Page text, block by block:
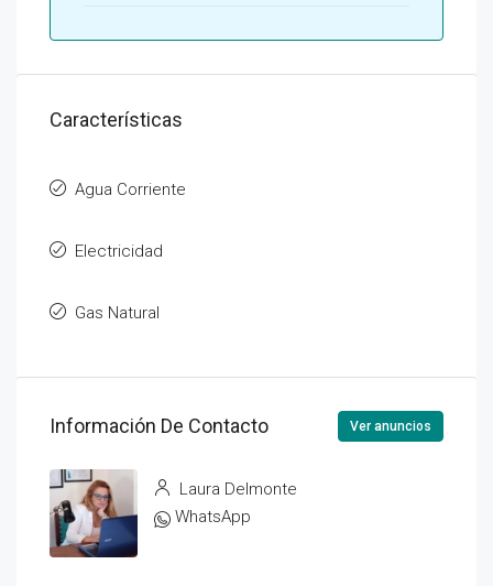
Características
Agua Corriente
Electricidad
Gas Natural
Información De Contacto Ver anuncios
Laura Delmonte
WhatsApp